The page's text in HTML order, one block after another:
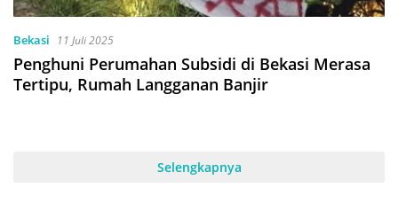
Bekasi 11 Juli 2025
Penghuni Perumahan Subsidi di Bekasi Merasa
Tertipu, Rumah Langganan Banjir
Selengkapnya